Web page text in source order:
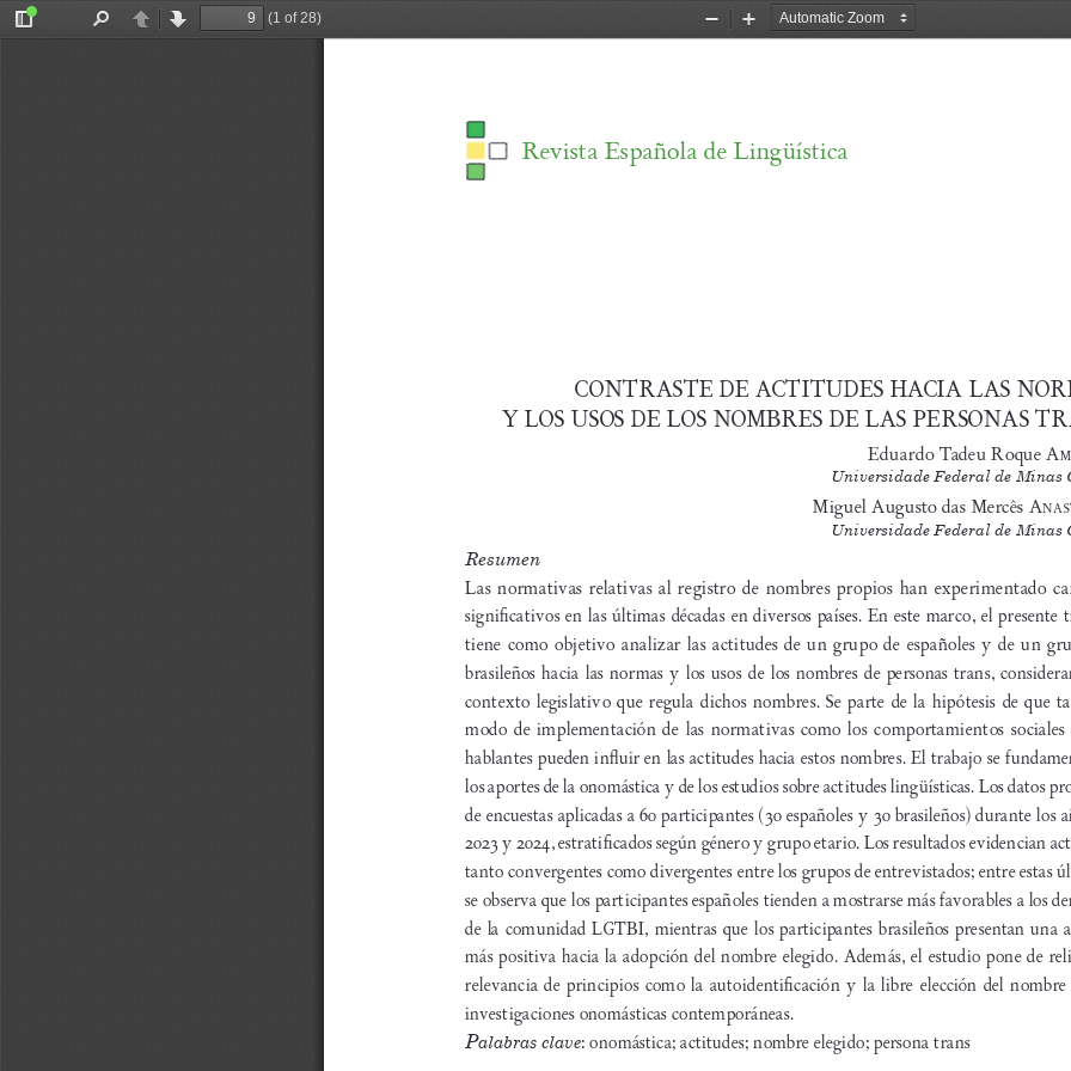
Toggle
PreviousNext
(1 of 28)
Zoom
Zoom
Revista Española de Lingüística
CONTRASTE DE ACTITUDES HACIA LAS
Y LOS USOS DE LOS NOMBRES DE LAS PERSONAS
Eduardo Tadeu Roque A
Universidade Federal de Minas
Miguel Augusto das Mercês A
Universidade Federal de Minas
Resumen
Las normativas relativas al registro de nombres propios han experimentado
significativos en las últimas décadas en diversos países. En este marco, el presente
tiene como objetivo analizar las actitudes de un grupo de españoles y de un
brasileños hacia las normas y los usos de los nombres de personas trans,
contexto legislativo que regula dichos nombres. Se parte de la hipótesis de que
modo de implementación de las normativas como los comportamientos sociales
hablantes pueden influir en las actitudes hacia estos nombres. El trabajo se
los aportes de la onomástica y de los estudios sobre actitudes lingüísticas. Los datos
de encuestas aplicadas a 60 participantes (30 españoles y 30 brasileños) durante los
2023 y 2024, estratificados según género y grupo etario. Los resultados evidencian
tanto convergentes como divergentes entre los grupos de entrevistados; entre estas
se observa que los participantes españoles tienden a mostrarse más favorables a los
de la comunidad LGTBI, mientras que los participantes brasileños presentan una
más positiva hacia la adopción del nombre elegido. Además, el estudio pone de
relevancia de principios como la autoidentificación y la libre elección del nombre
investigaciones onomásticas contemporáneas.
Palabras clave: onomástica; actitudes; nombre elegido; persona trans